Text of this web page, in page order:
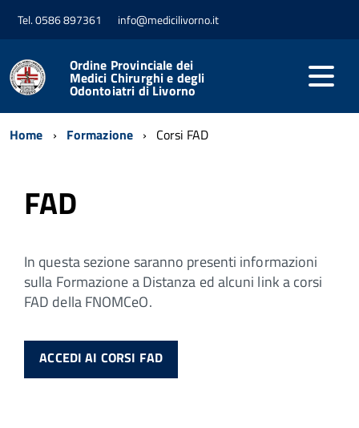
Tel. 0586 897361 info@medicilivorno.it
Ordine Provinciale dei
Medici Chirurghi e degli
Odontoiatri di Livorno
Home Formazione Corsi FAD
FAD
In questa sezione saranno presenti informazioni
sulla Formazione a Distanza ed alcuni link a corsi
FAD della FNOMCeO.
ACCEDI AI CORSI FAD